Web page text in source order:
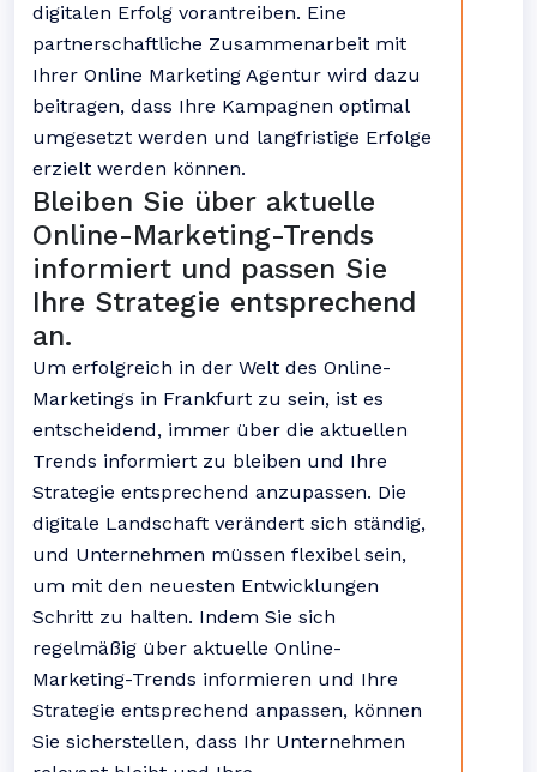
digitalen Erfolg vorantreiben. Eine
partnerschaftliche Zusammenarbeit mit
Ihrer Online Marketing Agentur wird dazu
beitragen, dass Ihre Kampagnen optimal
umgesetzt werden und langfristige Erfolge
erzielt werden können.
Bleiben Sie über aktuelle
Online-Marketing-Trends
informiert und passen Sie
Ihre Strategie entsprechend
an.
Um erfolgreich in der Welt des Online-
Marketings in Frankfurt zu sein, ist es
entscheidend, immer über die aktuellen
Trends informiert zu bleiben und Ihre
Strategie entsprechend anzupassen. Die
digitale Landschaft verändert sich ständig,
und Unternehmen müssen flexibel sein,
um mit den neuesten Entwicklungen
Schritt zu halten. Indem Sie sich
regelmäßig über aktuelle Online-
Marketing-Trends informieren und Ihre
Strategie entsprechend anpassen, können
Sie sicherstellen, dass Ihr Unternehmen